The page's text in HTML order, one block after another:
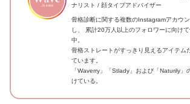
ナリスト / 顔タイプアドバイザー
骨格診断に関する複数のInstagramアカウ
し、 累計20万人以上のフォロワーに向け
中。
骨格ストレートがすっきり見えるアイテム
ています。
「Waverry」「Stlady」および「Naturily」
けている。